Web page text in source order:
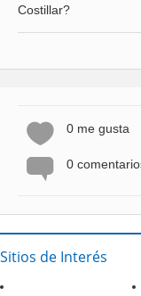
Costillar?
0 me gusta
0
Sitios de Interés